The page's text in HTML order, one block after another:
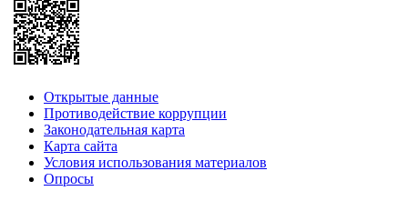
Открытые данные
Противодействие коррупции
Законодательная карта
Карта сайта
Условия использования материалов
Опросы